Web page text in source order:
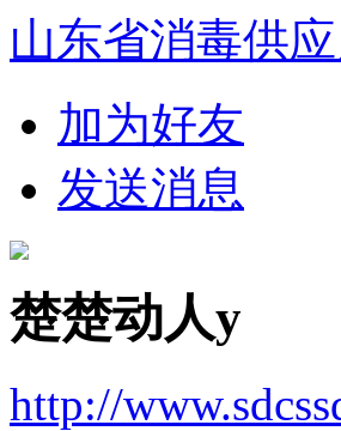
山东省消毒供
加为好友
发送消息
楚楚动人y
http://